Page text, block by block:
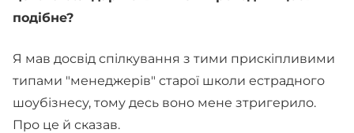
подібне?
Я мав досвід спілкування з тими прискіпливими
типами "менеджерів" старої школи естрадного
шоубізнесу, тому десь воно мене зтригерило.
Про це й сказав.